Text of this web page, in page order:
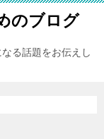
のブログ
る話題をお伝えし